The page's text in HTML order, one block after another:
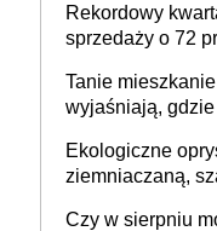
realizuje w nim
Rekordowy
sprzedaży o 72
Tanie
wyjaśniają,
Ekologiczne
ziemniaczaną,
zwalczać
Czy w sierpniu